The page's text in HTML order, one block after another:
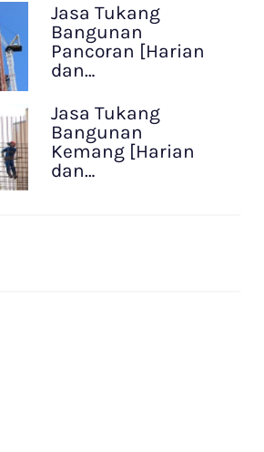
Jasa Tukang
Bangunan
Pancoran [Harian
dan…
Jasa Tukang
Bangunan
Kemang [Harian
dan…